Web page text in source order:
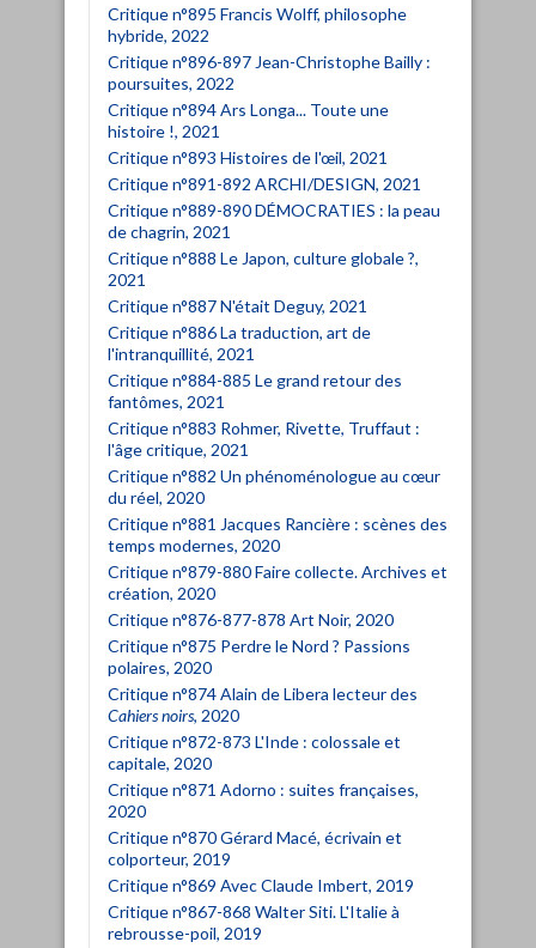
Critique n°895 Francis Wolff, philosophe
hybride, 2022
Critique n°896-897 Jean-Christophe Bailly :
poursuites, 2022
Critique n°894 Ars Longa... Toute une
histoire !, 2021
Critique n°893 Histoires de l'œil, 2021
Critique n°891-892 ARCHI/DESIGN, 2021
Critique n°889-890 DÉMOCRATIES : la peau
de chagrin, 2021
Critique n°888 Le Japon, culture globale ?,
2021
Critique n°887 N'était Deguy, 2021
Critique n°886 La traduction, art de
l'intranquillité, 2021
Critique n°884-885 Le grand retour des
fantômes, 2021
Critique n°883 Rohmer, Rivette, Truffaut :
l'âge critique, 2021
Critique n°882 Un phénoménologue au cœur
du réel, 2020
Critique n°881 Jacques Rancière : scènes des
temps modernes, 2020
Critique n°879-880 Faire collecte. Archives et
création, 2020
Critique n°876-877-878 Art Noir, 2020
Critique n°875 Perdre le Nord ? Passions
polaires, 2020
Critique n°874 Alain de Libera lecteur des
Cahiers noirs, 2020
Critique n°872-873 L'Inde : colossale et
capitale, 2020
Critique n°871 Adorno : suites françaises,
2020
Critique n°870 Gérard Macé, écrivain et
colporteur, 2019
Critique n°869 Avec Claude Imbert, 2019
Critique n°867-868 Walter Siti. L'Italie à
rebrousse-poil, 2019